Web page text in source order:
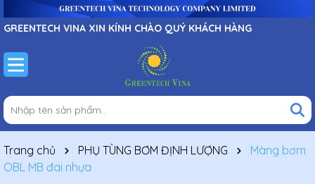
GREENTECH VINA XIN KÍNH CHÀO QUÝ KHÁCH HÀNG
Trang chủ PHỤ TÙNG BƠM ĐỊNH LƯỢNG
Màng bơm
OBL MB đai nhựa